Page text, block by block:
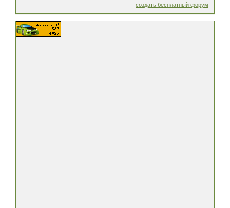
создать бесплатный форум